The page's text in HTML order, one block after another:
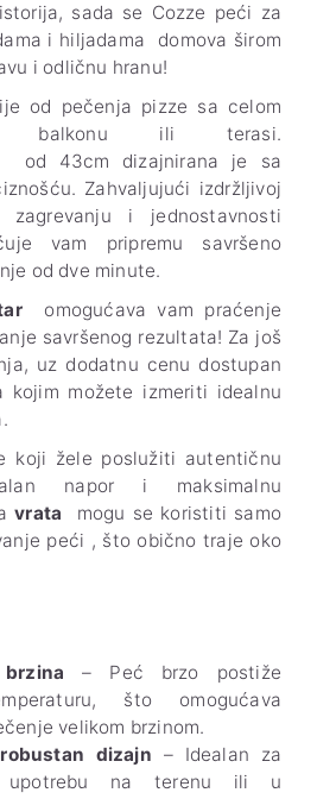
sada se Cozze peći za
i hiljadama domova širom
i odličnu hranu!
od pečenja pizze sa celom
balkonu ili terasi.
od 43cm dizajnirana je sa
Zahvaljujući izdržljivoj
zagrevanju i jednostavnosti
vam pripremu savršeno
od dve minute.
omogućava vam praćenje
savršenog rezultata! Za još
uz dodatnu cenu dostupan
kojim možete izmeriti idealnu
koji žele poslužiti autentičnu
napor i maksimalnu
vrata
mogu se koristiti samo
peći , što obično traje oko
– Peć brzo postiže
što omogućava
velikom brzinom.
dizajn – Idealan za
upotrebu na terenu ili u